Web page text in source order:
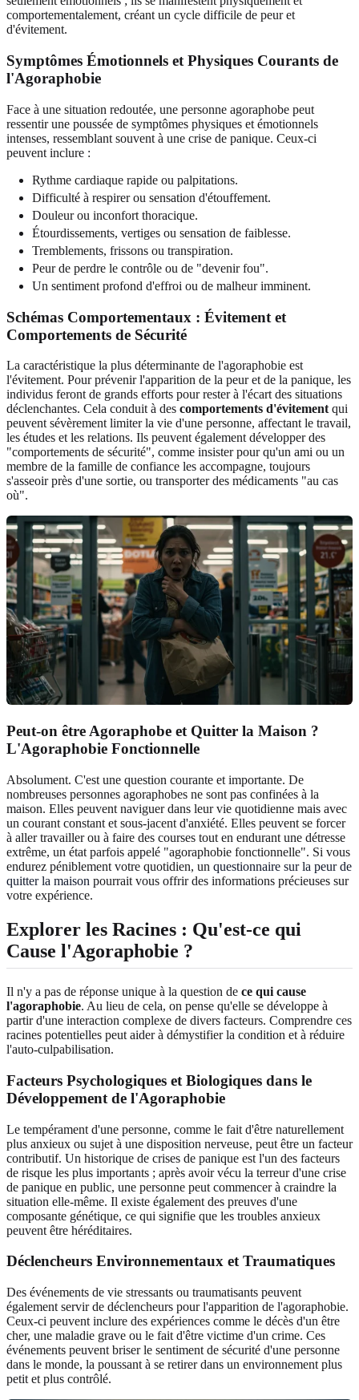
comportementalement, créant un cycle difficile de peur et
d'évitement.
Symptômes Émotionnels et Physiques Courants de
l'Agoraphobie
Face à une situation redoutée, une personne agoraphobe peut
ressentir une poussée de symptômes physiques et émotionnels
intenses, ressemblant souvent à une crise de panique. Ceux-ci
peuvent inclure :
Rythme cardiaque rapide ou palpitations.
Difficulté à respirer ou sensation d'étouffement.
Douleur ou inconfort thoracique.
Étourdissements, vertiges ou sensation de faiblesse.
Tremblements, frissons ou transpiration.
Peur de perdre le contrôle ou de "devenir fou".
Un sentiment profond d'effroi ou de malheur imminent.
Schémas Comportementaux : Évitement et
Comportements de Sécurité
La caractéristique la plus déterminante de l'agoraphobie est
l'évitement. Pour prévenir l'apparition de la peur et de la panique, les
individus feront de grands efforts pour rester à l'écart des situations
déclenchantes. Cela conduit à des comportements d'évitement qui
peuvent sévèrement limiter la vie d'une personne, affectant le travail,
les études et les relations. Ils peuvent également développer des
"comportements de sécurité", comme insister pour qu'un ami ou un
membre de la famille de confiance les accompagne, toujours
s'asseoir près d'une sortie, ou transporter des médicaments "au cas
où".
Peut-on être Agoraphobe et Quitter la Maison ?
L'Agoraphobie Fonctionnelle
Absolument. C'est une question courante et importante. De
nombreuses personnes agoraphobes ne sont pas confinées à la
maison. Elles peuvent naviguer dans leur vie quotidienne mais avec
un courant constant et sous-jacent d'anxiété. Elles peuvent se forcer
à aller travailler ou à faire des courses tout en endurant une détresse
extrême, un état parfois appelé "agoraphobie fonctionnelle". Si vous
endurez péniblement votre quotidien, un questionnaire sur la peur de
quitter la maison pourrait vous offrir des informations précieuses sur
votre expérience.
Explorer les Racines : Qu'est-ce qui
Cause l'Agoraphobie ?
Il n'y a pas de réponse unique à la question de ce qui cause
l'agoraphobie. Au lieu de cela, on pense qu'elle se développe à
partir d'une interaction complexe de divers facteurs. Comprendre ces
racines potentielles peut aider à démystifier la condition et à réduire
l'auto-culpabilisation.
Facteurs Psychologiques et Biologiques dans le
Développement de l'Agoraphobie
Le tempérament d'une personne, comme le fait d'être naturellement
plus anxieux ou sujet à une disposition nerveuse, peut être un facteur
contributif. Un historique de crises de panique est l'un des facteurs
de risque les plus importants ; après avoir vécu la terreur d'une crise
de panique en public, une personne peut commencer à craindre la
situation elle-même. Il existe également des preuves d'une
composante génétique, ce qui signifie que les troubles anxieux
peuvent être héréditaires.
Déclencheurs Environnementaux et Traumatiques
Des événements de vie stressants ou traumatisants peuvent
également servir de déclencheurs pour l'apparition de l'agoraphobie.
Ceux-ci peuvent inclure des expériences comme le décès d'un être
cher, une maladie grave ou le fait d'être victime d'un crime. Ces
événements peuvent briser le sentiment de sécurité d'une personne
dans le monde, la poussant à se retirer dans un environnement plus
petit et plus contrôlé.